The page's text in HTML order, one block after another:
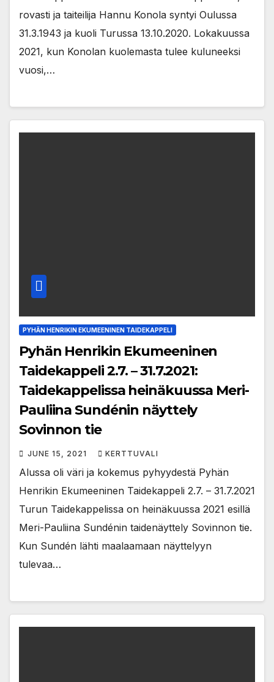
rovasti ja taiteilija Hannu Konola syntyi Oulussa
31.3.1943 ja kuoli Turussa 13.10.2020. Lokakuussa
2021, kun Konolan kuolemasta tulee kuluneeksi
vuosi,…
PYHÄN HENRIKIN EKUMEENINEN TAIDEKAPPELI
Pyhän Henrikin Ekumeeninen
Taidekappeli 2.7. – 31.7.2021:
Taidekappelissa heinäkuussa Meri-
Pauliina Sundénin näyttely
Sovinnon tie
JUNE 15, 2021 KERTTUVALI
Alussa oli väri ja kokemus pyhyydestä Pyhän
Henrikin Ekumeeninen Taidekappeli 2.7. – 31.7.2021
Turun Taidekappelissa on heinäkuussa 2021 esillä
Meri-Pauliina Sundénin taidenäyttely Sovinnon tie.
Kun Sundén lähti maalaamaan näyttelyyn
tulevaa…